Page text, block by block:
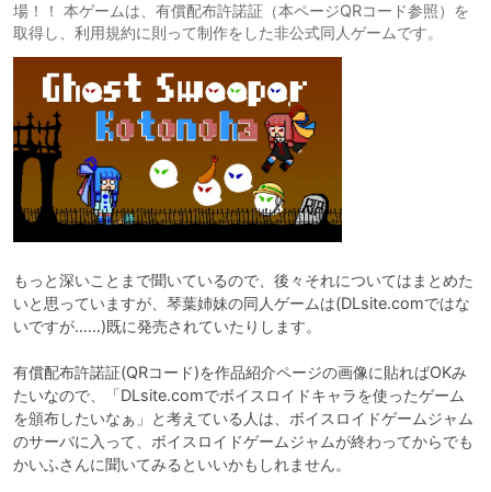
場！！ 本ゲームは、有償配布許諾証（本ページQRコード参照）を
取得し、利用規約に則って制作をした非公式同人ゲームです。
もっと深いことまで聞いているので、後々それについてはまとめた
いと思っていますが、琴葉姉妹の同人ゲームは(DLsite.comではな
いですが……)既に発売されていたりします。
有償配布許諾証(QRコード)を作品紹介ページの画像に貼ればOKみ
たいなので、「DLsite.comでボイスロイドキャラを使ったゲーム
を頒布したいなぁ」と考えている人は、ボイスロイドゲームジャム
のサーバに入って、ボイスロイドゲームジャムが終わってからでも
かいふさんに聞いてみるといいかもしれません。